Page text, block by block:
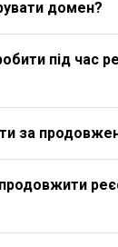
домен?
під час
за